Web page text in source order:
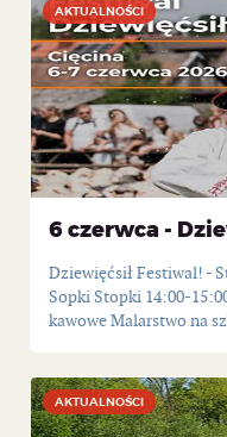
6 czerwca -
AKTUALNOŚCI
Dziewięćsił Festiwal! -
Sopki Stopki 14:00-
kawowe Malarstwo na
AKTUALNOŚCI
AKTUALNOŚCI
AKTUALNOŚCI